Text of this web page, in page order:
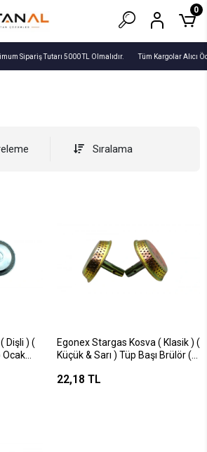
Sipariş Tutarı 5000 TL Olmalıdır. Tüm Kargolar Alıcı
0
Sıralama
Dişli ) (
Ocak
Egonex Stargas Kosva ( Klasik ) (
Küçük & Sarı ) Tüp Başı Brülör (
)*25x20
22,18 TL